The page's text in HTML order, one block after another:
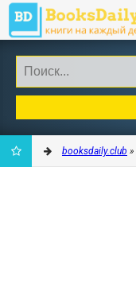
booksdaily.club »